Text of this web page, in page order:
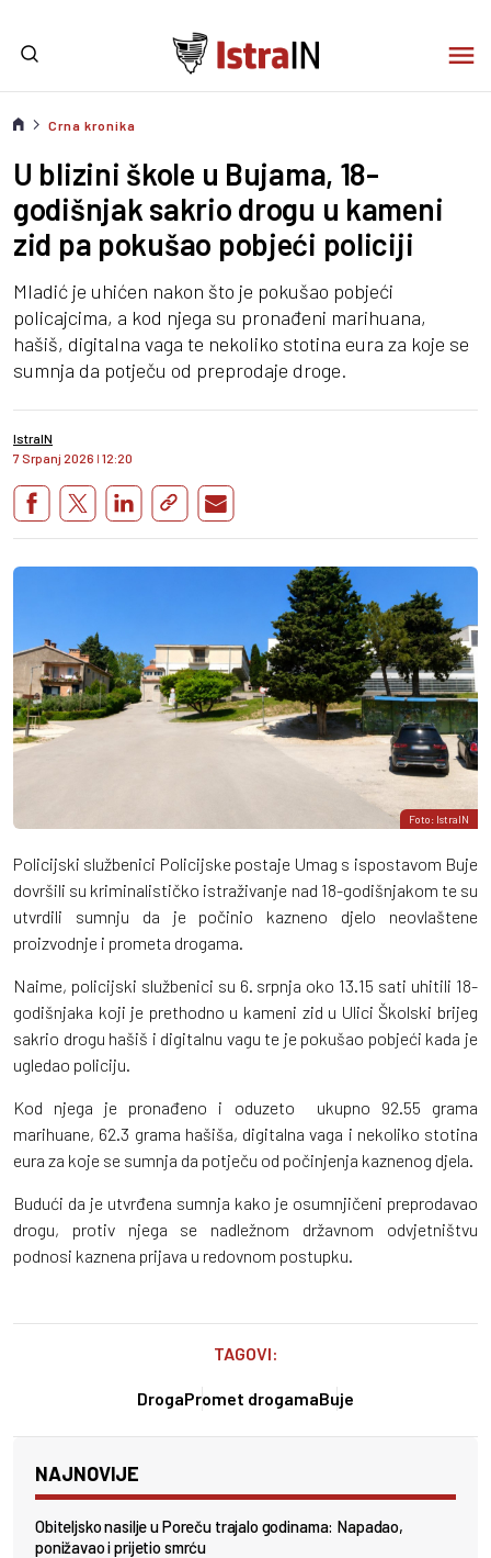
Crna kronika
U blizini škole u Bujama, 18-
godišnjak sakrio drogu u kameni
zid pa pokušao pobjeći policiji
Mladić je uhićen nakon što je pokušao pobjeći
policajcima, a kod njega su pronađeni marihuana,
hašiš, digitalna vaga te nekoliko stotina eura za koje se
sumnja da potječu od preprodaje droge.
IstraIN
7 Srpanj 2026 I 12:20
Foto: IstraIN
Policijski službenici Policijske postaje Umag s ispostavom Buje
dovršili su kriminalističko istraživanje nad 18-godišnjakom te su
utvrdili sumnju da je počinio kazneno djelo neovlaštene
proizvodnje i prometa drogama.
Naime, policijski službenici su 6. srpnja oko 13.15 sati uhitili 18-
godišnjaka koji je prethodno u kameni zid u Ulici Školski brijeg
sakrio drogu hašiš i digitalnu vagu te je pokušao pobjeći kada je
ugledao policiju.
Kod njega je pronađeno i oduzeto ukupno 92.55 grama
marihuane, 62.3 grama hašiša, digitalna vaga i nekoliko stotina
eura za koje se sumnja da potječu od počinjenja kaznenog djela.
Budući da je utvrđena sumnja kako je osumnjičeni preprodavao
drogu, protiv njega se nadležnom državnom odvjetništvu
podnosi kaznena prijava u redovnom postupku.
TAGOVI:
DrogaPromet drogamaBuje
NAJNOVIJE
Obiteljsko nasilje u Poreču trajalo godinama: Napadao,
ponižavao i prijetio smrću